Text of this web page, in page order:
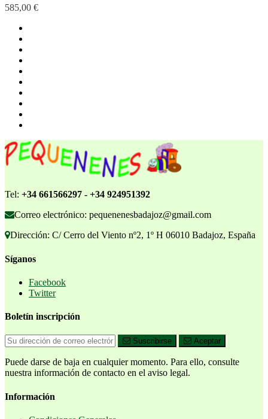
585,00 €
Tel: +34 661566297 - +34 924951392
Correo electrónico: pequenenesbadajoz@gmail.com
Dirección: C/ Cerro del Viento nº2, 1º H 06010 Badajoz, España
Síganos
Facebook
Twitter
Boletín inscripción
Suscribirse Aceptar
Puede darse de baja en cualquier momento. Para ello, consulte
nuestra información de contacto en el aviso legal.
Información